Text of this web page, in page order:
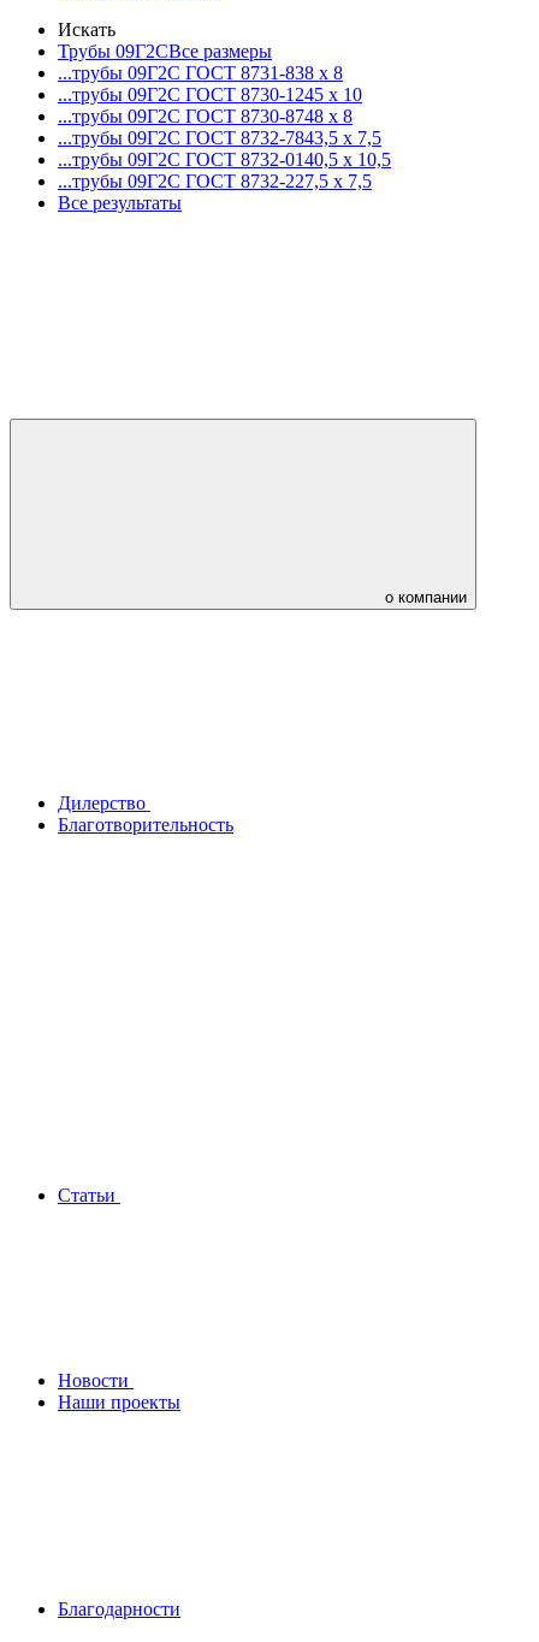
Искать
Трубы 09Г2СВсе размеры
...трубы 09Г2С ГОСТ 8731-838 x 8
...трубы 09Г2С ГОСТ 8730-1245 x 10
...трубы 09Г2С ГОСТ 8730-8748 x 8
...трубы 09Г2С ГОСТ 8732-7843,5 x 7,5
...трубы 09Г2С ГОСТ 8732-0140,5 x 10,5
...трубы 09Г2С ГОСТ 8732-227,5 x 7,5
Все результаты
о компании
Дилерство
Благотворительность
Статьи
Новости
Наши проекты
Благодарности